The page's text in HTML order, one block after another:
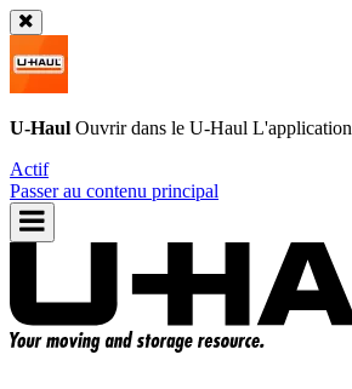
U-Haul Ouvrir dans le U-Haul L'application
Actif
Passer au contenu principal